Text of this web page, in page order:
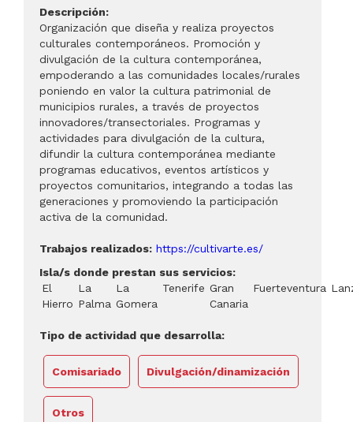
Descripción:
Organización que diseña y realiza proyectos
culturales contemporáneos. Promoción y
divulgación de la cultura contemporánea,
empoderando a las comunidades locales/rurales
poniendo en valor la cultura patrimonial de
municipios rurales, a través de proyectos
innovadores/transectoriales. Programas y
actividades para divulgación de la cultura,
difundir la cultura contemporánea mediante
programas educativos, eventos artísticos y
proyectos comunitarios, integrando a todas las
generaciones y promoviendo la participación
activa de la comunidad.
Trabajos realizados: https://cultivarte.es/
Isla/s donde prestan sus servicios:
El
Hierro
La
Palma
La
Gomera
Tenerife Gran
Canaria
Fuerteventura
Tipo de actividad que desarrolla:
Comisariado Divulgación/dinamización
Otros